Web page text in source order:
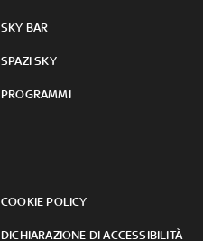
SKY BAR
SPAZI SKY
PROGRAMMI
COOKIE POLICY
DICHIARAZIONE DI ACCESSIBILITÀ